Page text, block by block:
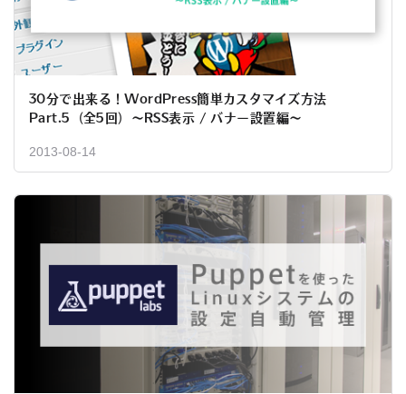
30分で出来る！WordPress簡単カスタマイズ方法
Part.5（全5回）～RSS表示 / バナー設置編～
2013-08-14